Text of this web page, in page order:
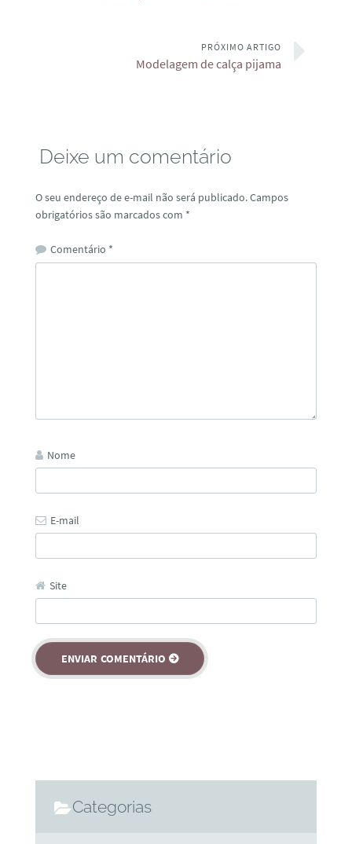
PRÓXIMO ARTIGO
Modelagem de calça pijama
Deixe um comentário
O seu endereço de e-mail não será publicado.Campos
obrigatórios são marcados com *
Comentário *
Nome
E-mail
Site
Categorias